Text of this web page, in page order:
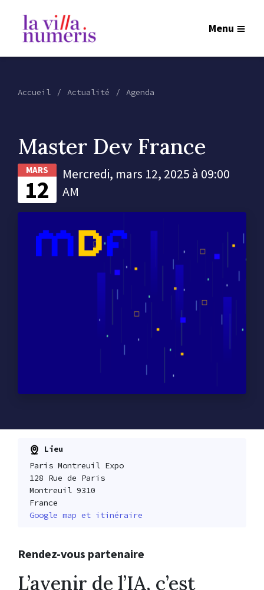
Menu
Accueil Actualité Agenda
Master Dev France
MARS
12
Mercredi, mars 12, 2025 à 09:00
AM
Lieu
Paris Montreuil Expo
128 Rue de Paris
Montreuil 9310
France
Google map et itinéraire
Rendez-vous partenaire
L’avenir de l’IA, c’est